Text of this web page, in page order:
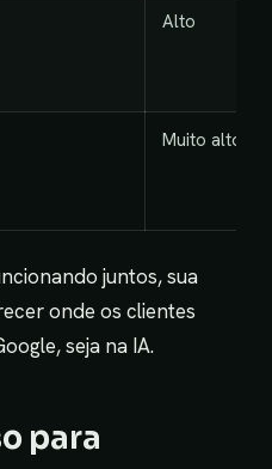
Alto
Muito alto
juntos, sua
onde os clientes
seja na IA.
para